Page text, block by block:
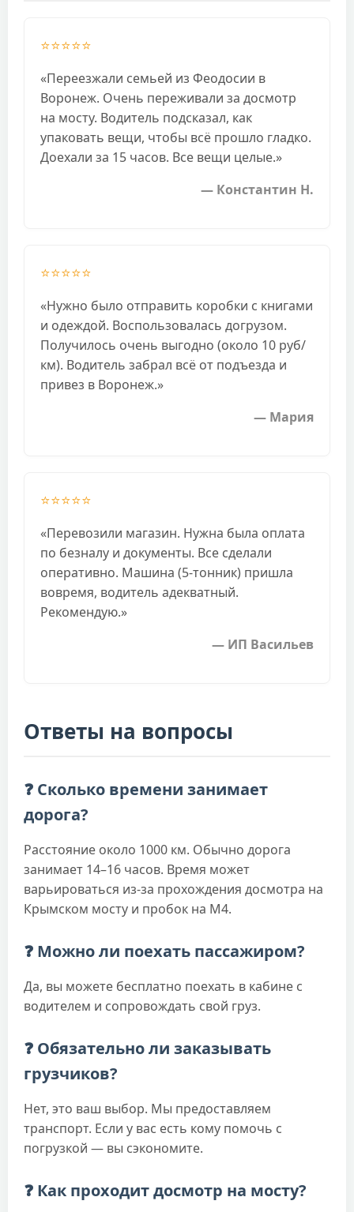
⭐⭐⭐⭐⭐
«Переезжали семьей из Феодосии в
Воронеж. Очень переживали за досмотр
на мосту. Водитель подсказал, как
упаковать вещи, чтобы всё прошло гладко.
Доехали за 15 часов. Все вещи целые.»
— Константин Н.
⭐⭐⭐⭐⭐
«Нужно было отправить коробки с книгами
и одеждой. Воспользовалась догрузом.
Получилось очень выгодно (около 10 руб/
км). Водитель забрал всё от подъезда и
привез в Воронеж.»
— Мария
⭐⭐⭐⭐⭐
«Перевозили магазин. Нужна была оплата
по безналу и документы. Все сделали
оперативно. Машина (5-тонник) пришла
вовремя, водитель адекватный.
Рекомендую.»
— ИП Васильев
Ответы на вопросы
❓ Сколько времени занимает
дорога?
Расстояние около 1000 км. Обычно дорога
занимает 14–16 часов. Время может
варьироваться из-за прохождения досмотра на
Крымском мосту и пробок на М4.
❓ Можно ли поехать пассажиром?
Да, вы можете бесплатно поехать в кабине с
водителем и сопровождать свой груз.
❓ Обязательно ли заказывать
грузчиков?
Нет, это ваш выбор. Мы предоставляем
транспорт. Если у вас есть кому помочь с
погрузкой — вы сэкономите.
❓ Как проходит досмотр на мосту?